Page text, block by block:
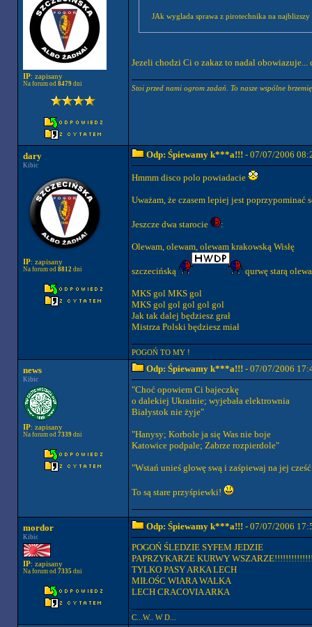
IP: zapisany
Na forum od 8479dni
JAk wyglada sprawa z pirotechnika na najblizszy
Jezeli chodzi Ci o zakaz to nadal
Stoi przed nami ogrom zadań. To nasze wspólne
dary
Kibic
IP: zapisany
Na forum od 8812dni
Odp: Śpiewamy k***a!!! - 07/07/2006
Hmmm disco polo powiadacie
Uważam, że czasem lepiej jest poprzypominać
Jeszcze dwa starocie :
Olewam, olewam, olewam krakowską Wisłę
szczecińską qurwę starą
MKS gol MKS gol
MKS gol gol gol gol gol
Jak tak dalej będziesz grał
Mistrza Polski będziesz miał
POGOŃ TO MY !
news
Kibic
IP: zapisany
Na forum od 7339dni
Odp: Śpiewamy k***a!!! - 07/07/2006
"Choć opowiem Ci bajeczkę
o dalekiej Ukrainie; wyjebała elektrownia
Białystok nie żyje"
"Hanysy; Korbole ja się Was nie boje
Katowice podpale; Zabrze rozpierdole"
"Wstań unieś głowę swą i zaśpiewaj na jej
To są stare przyśpiewki!
mordor
Kibic
IP: zapisany
Na forum od 7335dni
Odp: Śpiewamy k***a!!! - 07/07/2006
POGOŃ ŚLEDZIE SYFEM JEDZIE
PAPRZYKARZE KURWY
TYLKO PASY ARKA LECH
MIŁOŚC WIARA WALKA
LECH CRACOVIA ARKA
C...W.. W D...